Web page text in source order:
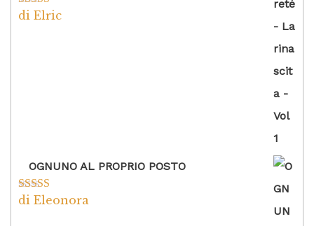
Valutato5
di Elric
OGNUNO AL PROPRIO POSTO
Valutato5su
di Eleonora